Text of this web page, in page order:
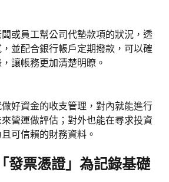
或員工幫公司代墊款項的狀況，透
並配合銀行帳戶定期撥款，可以確
讓帳務更加清楚明瞭。
好資金的收支管理，對內就能進行
營運做評估；對外也能在尋求投資
可信賴的財務資料。
發票憑證」為記錄基礎